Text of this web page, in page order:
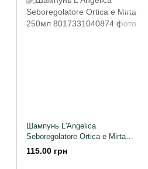
Шампунь L'Angelica
Seboregolatore Ortica e Mirta
250мл
115.00 грн